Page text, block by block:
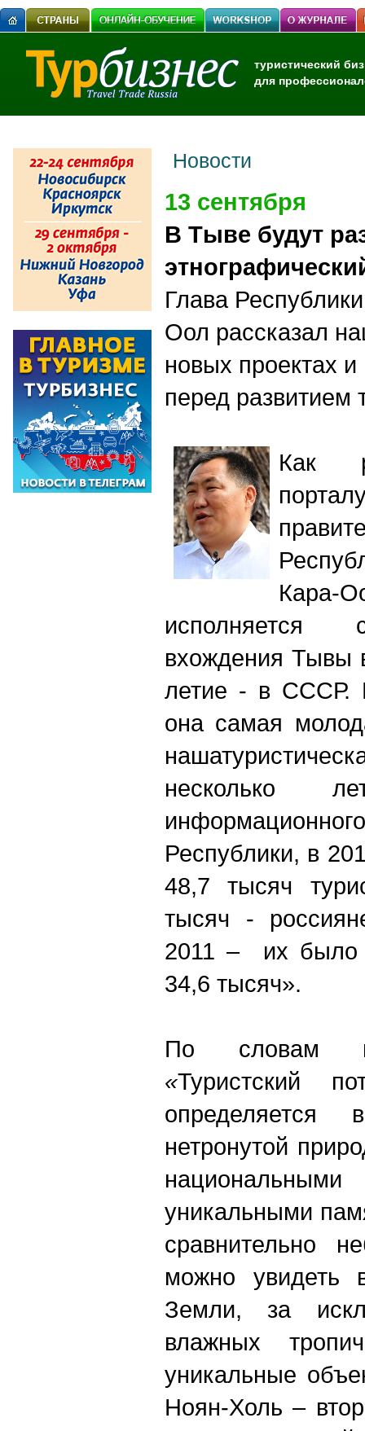
туристический
для
Новости
13 сентября
В Тыве будут
Глава
Оол рассказал
новых проектах
перед развитием
Как
Кара-
исполняется
вхождения Тывы
летие - в СССР.
она самая
несколько
Республики, в
48,7 тысяч
тысяч -
2011 – их было
34,6 тысяч».
По словам
«Туристский
нетронутой
уникальными
сравнительно
можно увидеть
Земли, за
влажных
уникальные
Ноян-Холь –